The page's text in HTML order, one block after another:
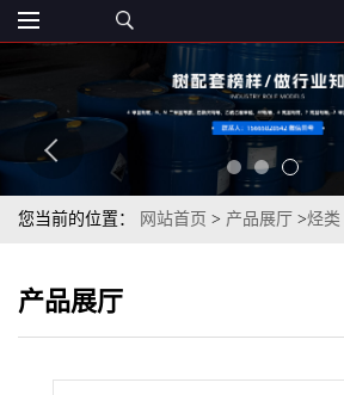
您当前的位置： 网站首页 > 产品展厅 >烃类
产品展厅